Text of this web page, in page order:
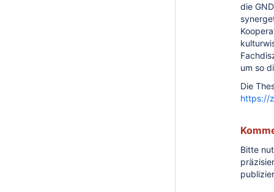
die
um so
Die
https://
Bitte